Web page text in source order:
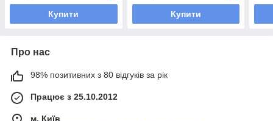
Купити Купити
Про нас
98% позитивних з 80 відгуків за рік
Працює з 25.10.2012
м. Київ